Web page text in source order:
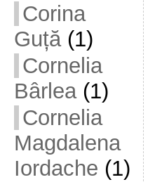
Corina
Guță(1)
Cornelia
Bârlea(1)
Cornelia
Magdalena
Iordache (1)